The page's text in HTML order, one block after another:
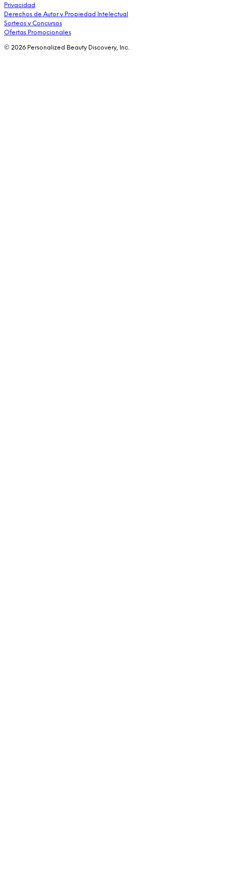
Privacidad
Derechos de Autor y Propiedad Intelectual
Sorteos y Concursos
Ofertas Promocionales
© 2026 Personalized Beauty Discovery, Inc.